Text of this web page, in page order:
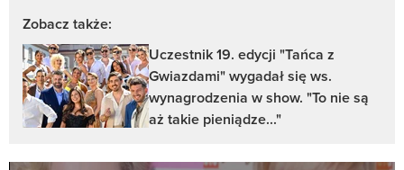
Zobacz także:
Uczestnik 19. edycji "Tańca z
Gwiazdami" wygadał się ws.
wynagrodzenia w show. "To nie są
aż takie pieniądze..."